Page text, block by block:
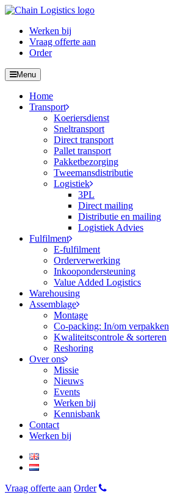
Werken bij
Vraag offerte aan
Order
Menu
Home
Transport
Koeriersdienst
Sneltransport
Direct transport
Pallet transport
Pakketbezorging
Tweemansdistributie
Logistiek
3PL
Direct mailing
Distributie en mailing
Logistiek Advies
Fulfilment
E-fulfilment
Orderverwerking
Inkoopondersteuning
Value Added Logistics
Warehousing
Assemblage
Montage
Co-packing: In/om verpakken
Kwaliteitscontrole & sorteren
Reshoring
Over ons
Missie
Nieuws
Events
Werken bij
Kennisbank
Contact
Werken bij
Vraag offerte aan Order